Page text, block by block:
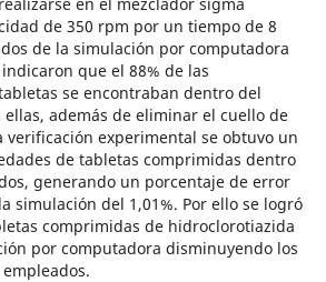
de 350 rpm por un tiempo de 8
de la simulación por computadora
que el 88% de las
se encontraban dentro del
además de eliminar el cuello de
verificación experimental se obtuvo un
de tabletas comprimidas dentro
generando un porcentaje de error
simulación del 1,01%. Por ello se logró
comprimidas de hidroclorotiazida
por computadora disminuyendo los